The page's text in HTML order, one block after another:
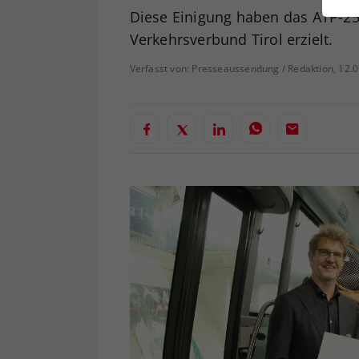
Diese Einigung haben das ATP-
Verkehrsverbund Tirol erzielt.
Verfasst von: Presseaussendung / Redaktion,